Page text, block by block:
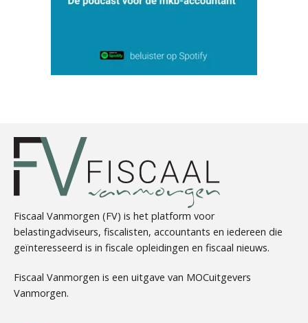
Martine Cranendonk
Fiscaal Vanmorgen (FV) is het platform voor
belastingadviseurs, fiscalisten, accountants en iedereen die
geïnteresseerd is in fiscale opleidingen en fiscaal nieuws.
Fiscaal Vanmorgen is een uitgave van MOCuitgevers
Vanmorgen.